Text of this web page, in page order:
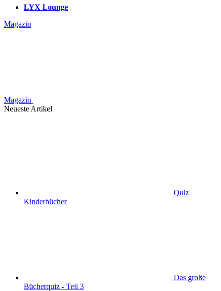
LYX Lounge
Magazin
Magazin
Neueste Artikel
Quiz
Kinderbücher
Das große
Bücherquiz - Teil 3